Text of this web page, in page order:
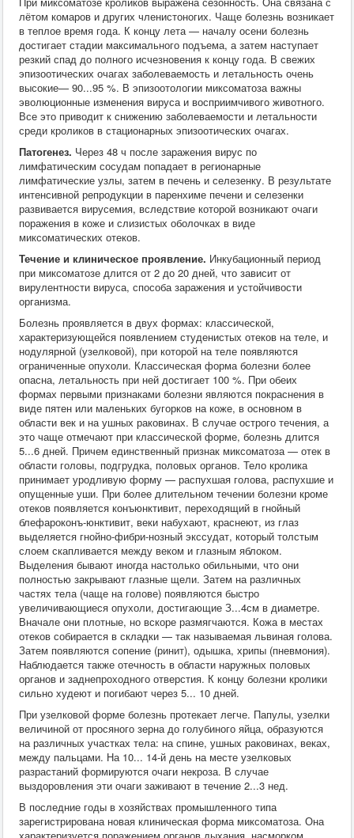
лётом комаров и других членистоногих. Чаще болезнь возникает
в теплое время года. К концу лета — началу осени болезнь
достигает стадии максимального подъема, а затем наступает
резкий спад до полного исчезновения к концу года. В свежих
эпизоотических очагах заболеваемость и летальность очень
высокие— 90...95 %. В эпизоотологии миксоматоза важны
эволюционные изменения вируса и восприимчивого животного.
Все это приводит к снижению заболеваемости и летальности
среди кроликов в стационарных эпизоотических очагах.
Патогенез. Через 48 ч после заражения вирус по
лимфатическим сосудам попадает в регионарные
лимфатические узлы, затем в печень и селезенку. В результате
интенсивной репродукции в паренхиме печени и селезенки
развивается вирусемия, вследствие которой возникают очаги
поражения в коже и слизистых оболочках в виде
миксоматических отеков.
Течение и клиническое проявление. Инкубационный период
при миксоматозе длится от 2 до 20 дней, что зависит от
вирулентности вируса, способа заражения и устойчивости
организма.
Болезнь проявляется в двух формах: классической,
характеризующейся появлением студенистых отеков на теле, и
нодулярной (узелковой), при которой на теле появляются
ограниченные опухоли. Классическая форма болезни более
опасна, летальность при ней достигает 100 %. При обеих
формах первыми признаками болезни являются покраснения в
виде пятен или маленьких бугорков на коже, в основном в
области век и на ушных раковинах. В случае острого течения, а
это чаще отмечают при классической форме, болезнь длится
5...6 дней. Причем единственный признак миксоматоза — отек в
области головы, подгрудка, половых органов. Тело кролика
принимает уродливую форму — распухшая голова, распухшие и
опущенные уши. При более длительном течении болезни кроме
отеков появляется конъюнктивит, переходящий в гнойный
блефароконъ-юнктивит, веки набухают, краснеют, из глаз
выделяется гнойно-фибри-нозный экссудат, который толстым
слоем скапливается между веком и глазным яблоком.
Выделения бывают иногда настолько обильными, что они
полностью закрывают глазные щели. Затем на различных
частях тела (чаще на голове) появляются быстро
увеличивающиеся опухоли, достигающие З...4см в диаметре.
Вначале они плотные, но вскоре размягчаются. Кожа в местах
отеков собирается в складки — так называемая львиная голова.
Затем появляются сопение (ринит), одышка, хрипы (пневмония).
Наблюдается также отечность в области наружных половых
органов и заднепроходного отверстия. К концу болезни кролики
сильно худеют и погибают через 5... 10 дней.
При узелковой форме болезнь протекает легче. Папулы, узелки
величиной от просяного зерна до голубиного яйца, образуются
на различных участках тела: на спине, ушных раковинах, веках,
между пальцами. На 10... 14-й день на месте узелковых
разрастаний формируются очаги некроза. В случае
выздоровления эти очаги заживают в течение 2...3 нед.
В последние годы в хозяйствах промышленного типа
зарегистрирована новая клиническая форма миксоматоза. Она